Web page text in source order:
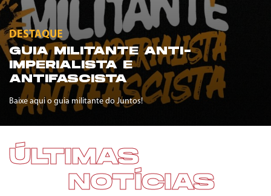
DESTAQUE
GUIA MILITANTE ANTI-
IMPERIALISTA E
ANTIFASCISTA
Baixe aqui o guia militante do Juntos!
ÚLTIMAS
NOTÍCIAS